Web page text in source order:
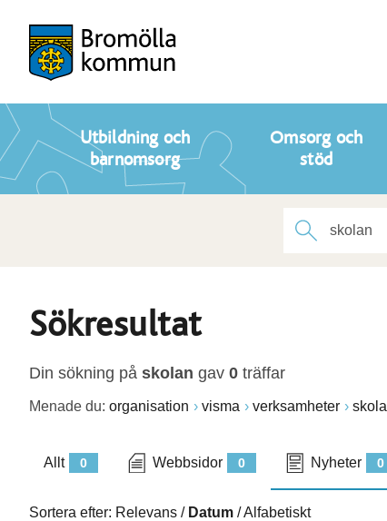
Utbildning och
barnomsorg
Omsorg och
stöd
Sökresultat
Din sökning på skolan gav 0 träffar
Menade du: organisation visma verksamheter skola
0
Allt 0
Webbsidor 0
Nyheter
Sortera efter: Relevans / Datum /Alfabetiskt